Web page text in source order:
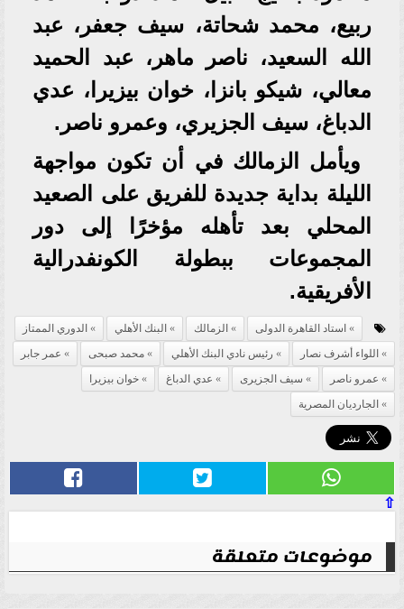
ربيع، محمد شحاتة، سيف جعفر، عبد
الله السعيد، ناصر ماهر، عبد الحميد
معالي، شيكو بانزا، خوان بيزيرا، عدي
الدباغ، سيف الجزيري، وعمرو ناصر.
ويأمل الزمالك في أن تكون مواجهة
الليلة بداية جديدة للفريق على الصعيد
المحلي بعد تأهله مؤخرًا إلى دور
المجموعات ببطولة الكونفدرالية
الأفريقية.
استاد القاهرة الدولى الزمالك البنك الأهلي
الدوري الممتاز
اللواء أشرف نصار
رئيس نادي البنك الأهلي محمد صبحى
عمر جابر
عمرو ناصر
سيف الجزيرى عدي الدباغ
خوان بيزيرا
الجارديان المصرية
⇧
موضوعات متعلقة